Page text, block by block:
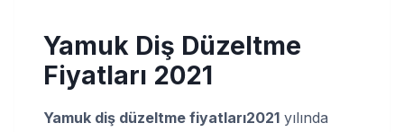
Yamuk Diş Düzeltme
Fiyatları 2021
Yamuk diş düzeltme fiyatları2021 yılında